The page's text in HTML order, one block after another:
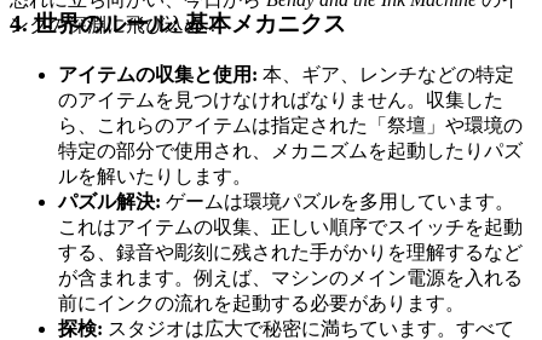
ンクの深淵に飛び込め！
4. 世界のルール: 基本メカニクス
アイテムの収集と使用: 本、ギア、レンチなどの特定
のアイテムを見つけなければなりません。収集した
ら、これらのアイテムは指定された「祭壇」や環境の
特定の部分で使用され、メカニズムを起動したりパズ
ルを解いたりします。
パズル解決: ゲームは環境パズルを多用しています。
これはアイテムの収集、正しい順序でスイッチを起動
する、録音や彫刻に残された手がかりを理解するなど
が含まれます。例えば、マシンのメイン電源を入れる
前にインクの流れを起動する必要があります。
探検: スタジオは広大で秘密に満ちています。すべて